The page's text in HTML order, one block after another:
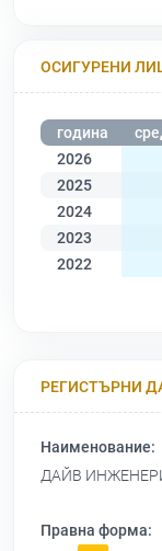
ОСИГУРЕНИ
година
2026
2025
2024
2023
2022
РЕГИСТЪРНИ
Наименование:
ДАЙВ
Правна форма: